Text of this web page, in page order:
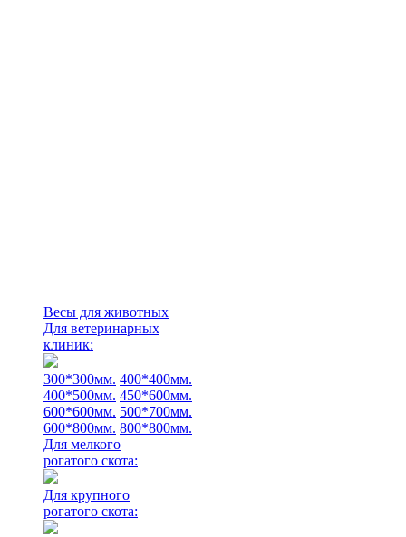
Весы для животных
Для ветеринарных
клиник:
300*300мм. 400*400мм.
400*500мм. 450*600мм.
600*600мм. 500*700мм.
600*800мм. 800*800мм.
Для мелкого
рогатого скота:
Для крупного
рогатого скота: